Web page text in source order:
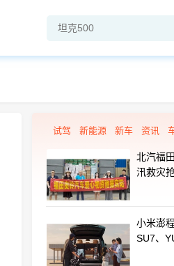
试驾 新能源 新车 资讯
北汽福
汛救灾
小米澎
SU7、